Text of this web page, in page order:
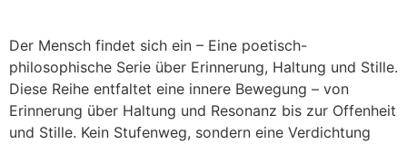
Der Mensch findet sich ein – Eine poetisch-
philosophische Serie über Erinnerung, Haltung und Stille.
Diese Reihe entfaltet eine innere Bewegung – von
Erinnerung über Haltung und Resonanz bis zur Offenheit
und Stille. Kein Stufenweg, sondern eine Verdichtung